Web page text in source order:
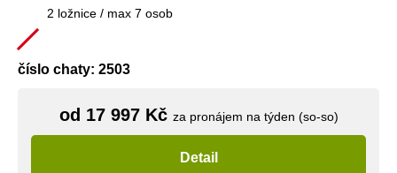
2 ložnice / max 7 osob
číslo chaty: 2503
od 17 997 Kč za pronájem na týden (so-so)
Detail